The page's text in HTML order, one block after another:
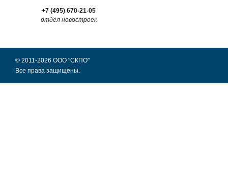
+7 (495) 670-21-05
отдел новостроек
© 2011-2026 ООО "СКПО"
Все права защищены.